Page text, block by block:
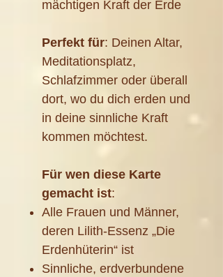
mächtigen Kraft der Erde
Perfekt für: Deinen Altar,
Meditationsplatz,
Schlafzimmer oder überall
dort, wo du dich erden und
in deine sinnliche Kraft
kommen möchtest.
Für wen diese Karte
gemacht ist:
Alle Frauen und Männer,
deren Lilith-Essenz „Die
Erdenhüterin“ ist
Sinnliche, erdverbundene